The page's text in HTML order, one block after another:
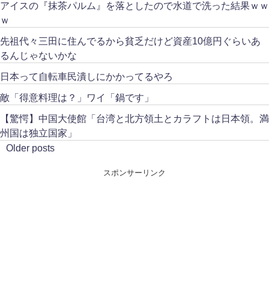
アイスの『抹茶パルム』を落としたので水道で洗った結果ｗｗ
ｗ
先祖代々三田に住んでるから貧乏だけど資産10億円ぐらいあ
るんじゃないかな
日本って自転車民潰しにかかってるやろ
敵「得意料理は？」ワイ「鍋です」
【驚愕】中国大使館「台湾と北方領土とカラフトは日本領。満
州国は独立国家」
Older posts
スポンサーリンク